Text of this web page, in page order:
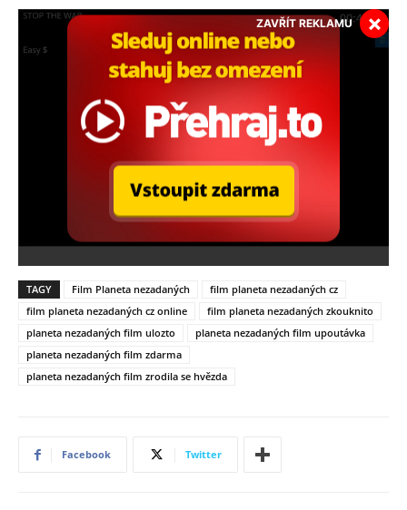
ZAVŘÍT REKLAMU ×
TAGY Film Planeta nezadaných
film planeta nezadaných cz
film planeta nezadaných cz online
film planeta nezadaných zkouknito
planeta nezadaných film ulozto
planeta nezadaných film upoutávka
planeta nezadaných film zdarma
planeta nezadaných film zrodila se hvězda
Facebook Twitter